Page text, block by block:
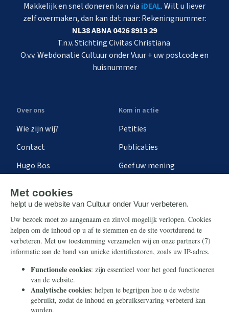
Makkelijk en snel doneren kan via iDEAL. Wilt u liever
zelf overmaken, dan kan dat naar: Rekeningnummer:
NL38 ABNA 0426 8919 29
T.n.v. Stichting Civitas Christiana
O.v.v. Webdonatie Cultuur onder Vuur + uw postcode en
huisnummer
Over ons
Wie zijn wij?
Contact
Hugo Bos
Kom in actie
Petities
Publicaties
Geef uw mening
Steun ons
Nieuwsbrief
Eenmalig
Maandelijks
Periodiek
Nalaten
Info
Contact
Ontvang onze Telegram-
berichten